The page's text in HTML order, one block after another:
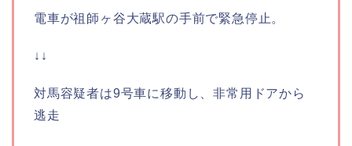
電車が祖師ヶ谷大蔵駅の手前で緊急停止。
↓↓
対馬容疑者は9号車に移動し、非常用ドアから
逃走